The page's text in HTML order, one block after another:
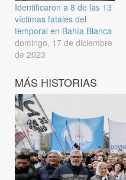
Identificaron a 8 de las 13
víctimas fatales del
temporal en Bahía Blanca
domingo, 17 de diciembre
de 2023
MÁS HISTORIAS